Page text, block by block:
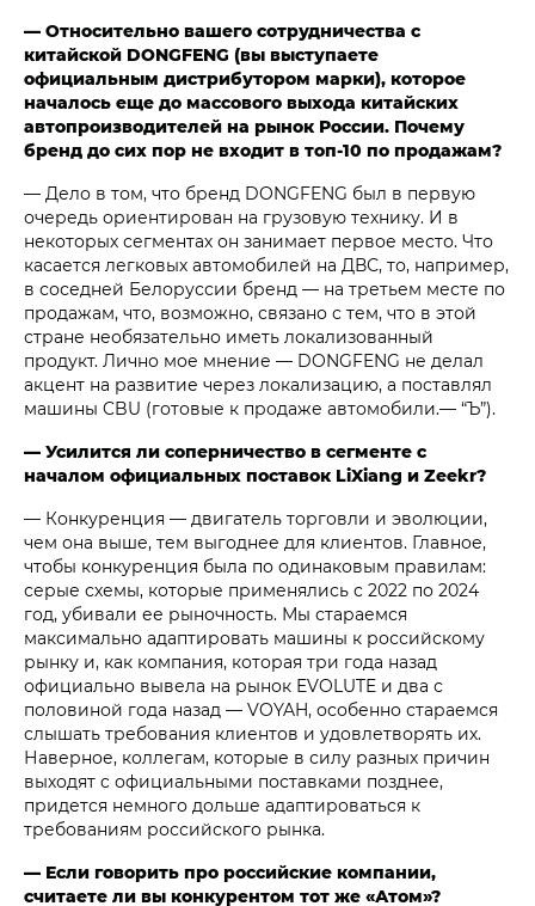
— Относительно вашего сотрудничества с
китайской DONGFENG (вы выступаете
официальным дистрибутором марки), которое
началось еще до массового выхода китайских
автопроизводителей на рынок России. Почему
бренд до сих пор не входит в топ-10 по продажам?
— Дело в том, что бренд DONGFENG был в первую
очередь ориентирован на грузовую технику. И в
некоторых сегментах он занимает первое место. Что
касается легковых автомобилей на ДВС, то, например,
в соседней Белоруссии бренд — на третьем месте по
продажам, что, возможно, связано с тем, что в этой
стране необязательно иметь локализованный
продукт. Лично мое мнение — DONGFENG не делал
акцент на развитие через локализацию, а поставлял
машины CBU (готовые к продаже автомобили.— “Ъ”).
— Усилится ли соперничество в сегменте с
началом официальных поставок LiXiang и Zeekr?
— Конкуренция — двигатель торговли и эволюции,
чем она выше, тем выгоднее для клиентов. Главное,
чтобы конкуренция была по одинаковым правилам:
серые схемы, которые применялись с 2022 по 2024
год, убивали ее рыночность. Мы стараемся
максимально адаптировать машины к российскому
рынку и, как компания, которая три года назад
официально вывела на рынок EVOLUTE и два с
половиной года назад — VOYAH, особенно стараемся
слышать требования клиентов и удовлетворять их.
Наверное, коллегам, которые в силу разных причин
выходят c официальными поставками позднее,
придется немного дольше адаптироваться к
требованиям российского рынка.
— Если говорить про российские компании,
считаете ли вы конкурентом тот же «Атом»?